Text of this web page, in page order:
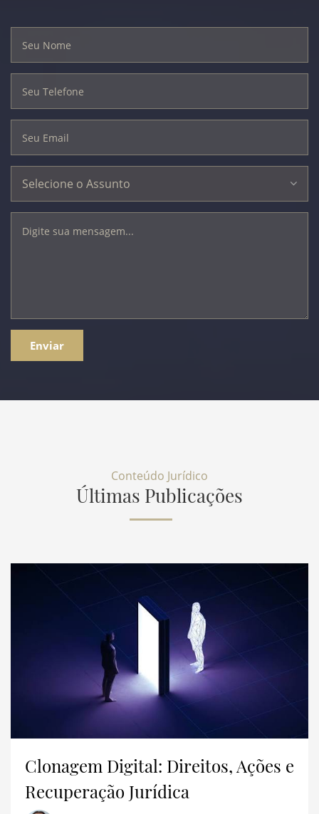
Enviar
Conteúdo Jurídico
Últimas Publicações
Clonagem Digital: Direitos, Ações e
Recuperação Jurídica